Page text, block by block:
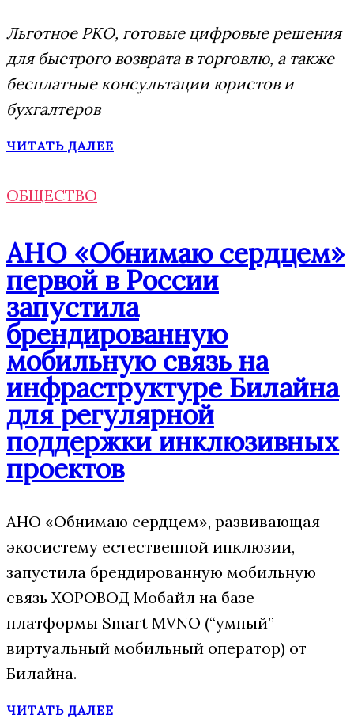
Льготное РКО, готовые цифровые решения
для быстрого возврата в торговлю, а также
бесплатные консультации юристов и
бухгалтеров
ЧИТАТЬ ДАЛЕЕ
ОБЩЕСТВО
АНО «Обнимаю сердцем»
первой в России
запустила
брендированную
мобильную связь на
инфраструктуре Билайна
для регулярной
поддержки инклюзивных
проектов
АНО «Обнимаю сердцем», развивающая
экосистему естественной инклюзии,
запустила брендированную мобильную
связь ХОРОВОД Мобайл на базе
платформы Smart MVNO (“умный”
виртуальный мобильный оператор) от
Билайна.
ЧИТАТЬ ДАЛЕЕ